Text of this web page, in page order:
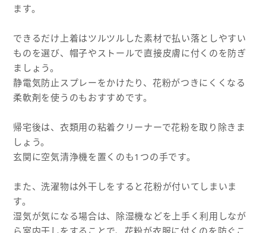
ます。
できるだけ上着はツルツルした素材で払い落としやすい
ものを選び、帽子やストールで直接皮膚に付くのを防ぎ
ましょう。
静電気防止スプレーをかけたり、花粉がつきにくくなる
柔軟剤を使うのもおすすめです。
帰宅後は、衣類用の粘着クリーナーで花粉を取り除きま
しょう。
玄関に空気清浄機を置くのも1つの手です。
また、洗濯物は外干しをすると花粉が付いてしまいま
す。
湿気が気になる場合は、除湿機などを上手く利用しなが
ら室内干しをすることで、花粉が衣服に付くのを防ぐこ